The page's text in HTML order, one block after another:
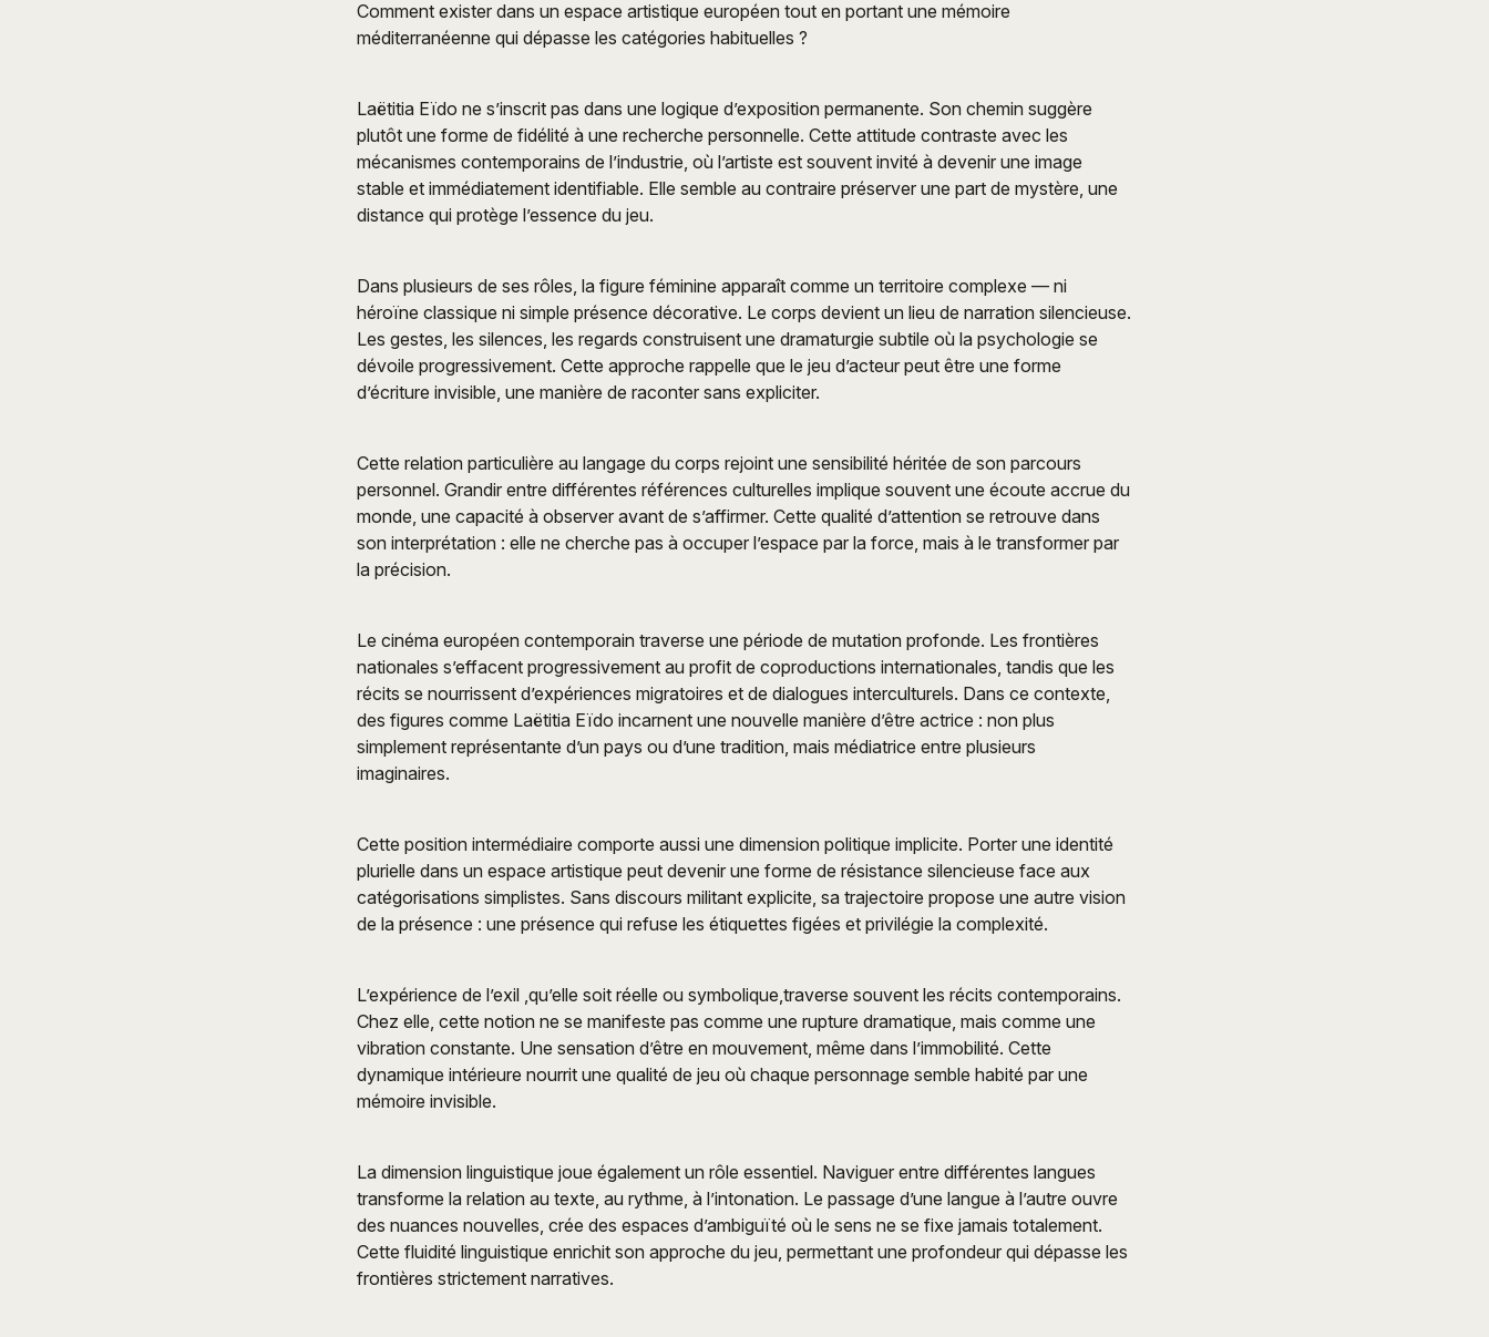
Comment exister dans un espace artistique européen tout en portant une mémoire
méditerranéenne qui dépasse les catégories habituelles ?
Laëtitia Eïdo ne s’inscrit pas dans une logique d’exposition permanente. Son chemin suggère
plutôt une forme de fidélité à une recherche personnelle. Cette attitude contraste avec les
mécanismes contemporains de l’industrie, où l’artiste est souvent invité à devenir une image
stable et immédiatement identifiable. Elle semble au contraire préserver une part de mystère, une
distance qui protège l’essence du jeu.
Dans plusieurs de ses rôles, la figure féminine apparaît comme un territoire complexe — ni
héroïne classique ni simple présence décorative. Le corps devient un lieu de narration silencieuse.
Les gestes, les silences, les regards construisent une dramaturgie subtile où la psychologie se
dévoile progressivement. Cette approche rappelle que le jeu d’acteur peut être une forme
d’écriture invisible, une manière de raconter sans expliciter.
Cette relation particulière au langage du corps rejoint une sensibilité héritée de son parcours
personnel. Grandir entre différentes références culturelles implique souvent une écoute accrue du
monde, une capacité à observer avant de s’affirmer. Cette qualité d’attention se retrouve dans
son interprétation : elle ne cherche pas à occuper l’espace par la force, mais à le transformer par
la précision.
Le cinéma européen contemporain traverse une période de mutation profonde. Les frontières
nationales s’effacent progressivement au profit de coproductions internationales, tandis que les
récits se nourrissent d’expériences migratoires et de dialogues interculturels. Dans ce contexte,
des figures comme Laëtitia Eïdo incarnent une nouvelle manière d’être actrice : non plus
simplement représentante d’un pays ou d’une tradition, mais médiatrice entre plusieurs
imaginaires.
Cette position intermédiaire comporte aussi une dimension politique implicite. Porter une identité
plurielle dans un espace artistique peut devenir une forme de résistance silencieuse face aux
catégorisations simplistes. Sans discours militant explicite, sa trajectoire propose une autre vision
de la présence : une présence qui refuse les étiquettes figées et privilégie la complexité.
L’expérience de l’exil ,qu’elle soit réelle ou symbolique,traverse souvent les récits contemporains.
Chez elle, cette notion ne se manifeste pas comme une rupture dramatique, mais comme une
vibration constante. Une sensation d’être en mouvement, même dans l’immobilité. Cette
dynamique intérieure nourrit une qualité de jeu où chaque personnage semble habité par une
mémoire invisible.
La dimension linguistique joue également un rôle essentiel. Naviguer entre différentes langues
transforme la relation au texte, au rythme, à l’intonation. Le passage d’une langue à l’autre ouvre
des nuances nouvelles, crée des espaces d’ambiguïté où le sens ne se fixe jamais totalement.
Cette fluidité linguistique enrichit son approche du jeu, permettant une profondeur qui dépasse les
frontières strictement narratives.